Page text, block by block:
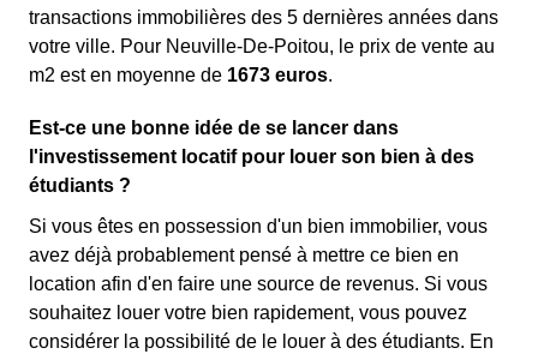
transactions immobilières des 5 dernières années dans
votre ville. Pour Neuville-De-Poitou, le prix de vente au
m2 est en moyenne de 1673 euros.
Est-ce une bonne idée de se lancer dans
l'investissement locatif pour louer son bien à des
étudiants ?
Si vous êtes en possession d'un bien immobilier, vous
avez déjà probablement pensé à mettre ce bien en
location afin d'en faire une source de revenus. Si vous
souhaitez louer votre bien rapidement, vous pouvez
considérer la possibilité de le louer à des étudiants. En